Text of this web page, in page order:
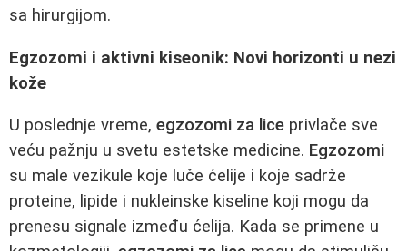
sa hirurgijom.
Egzozomi i aktivni kiseonik: Novi horizonti u nezi
kože
U poslednje vreme, egzozomi za lice privlače sve
veću pažnju u svetu estetske medicine. Egzozomi
su male vezikule koje luče ćelije i koje sadrže
proteine, lipide i nukleinske kiseline koji mogu da
prenesu signale između ćelija. Kada se primene u